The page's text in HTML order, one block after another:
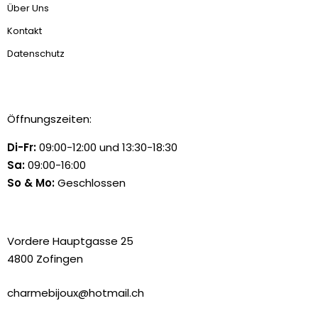
Über Uns
Kontakt
Datenschutz
Öffnungszeiten:
Di-Fr:09:00-12:00 und 13:30-18:30
Sa:09:00-16:00
So & Mo:Geschlossen
Vordere Hauptgasse 25
4800 Zofingen
charmebijoux@hotmail.ch